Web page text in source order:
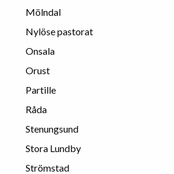
Mölndal
Nylöse pastorat
Onsala
Orust
Partille
Råda
Stenungsund
Stora Lundby
Strömstad